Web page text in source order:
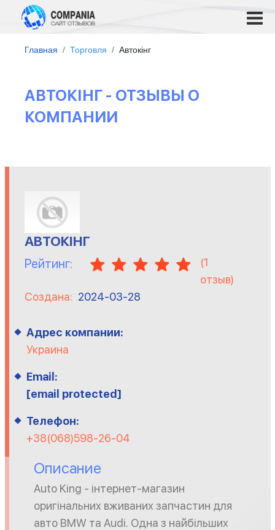
Главная Торговля Автокінг
АВТОКІНГ - ОТЗЫВЫ О
КОМПАНИИ
АВТОКІНГ
Рейтинг: (1
отзыв)
Создана: 2024-03-28
Адрес компании:
Украина
Email:
[email protected]
Телефон:
+38(068)598-26-04
Описание
Auto King - інтернет-магазин
оригінальних вживаних запчастин для
авто BMW та Audi. Одна з найбільших